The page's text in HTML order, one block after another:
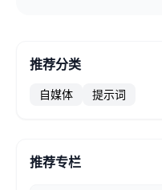
推荐分类
自媒体 提示词
推荐专栏